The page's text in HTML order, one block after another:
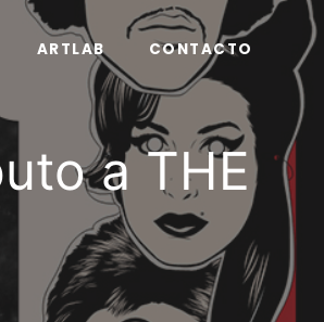
ARTLAB CONTACTO
a THE